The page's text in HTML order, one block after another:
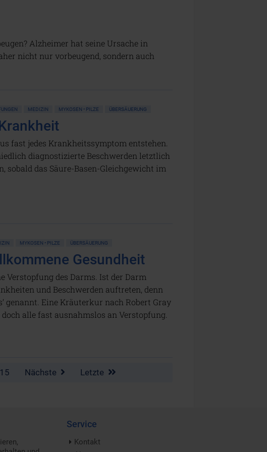
Alzheimer hat seine Ursache in
nicht nur vorbeugend, sondern auch
MEDIZIN MYKOSEN • PILZE ÜBERSÄUERUNG
fast jedes Krankheitssymptom entstehen.
diagnostizierte Beschwerden letztlich
sobald das Säure-Basen-Gleichgewicht im
MYKOSEN • PILZE ÜBERSÄUERUNG
Gesundheit
Verstopfung des Darms. Ist der Darm
und Beschwerden auftreten, denn
genannt. Eine Kräuterkur nach Robert Gray
alle fast ausnahmslos an Verstopfung.
15 Nächste Letzte
Service
Kontakt